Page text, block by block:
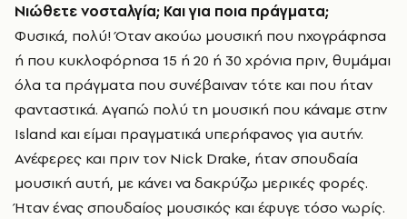
Νιώθετε νοσταλγία; Και για ποια πράγματα;
Φυσικά, πολύ! Όταν ακούω μουσική που ηχογράφησα
ή που κυκλοφόρησα 15 ή 20 ή 30 χρόνια πριν, θυμάμαι
όλα τα πράγματα που συνέβαιναν τότε και που ήταν
φανταστικά. Αγαπώ πολύ τη μουσική που κάναμε στην
Island και είμαι πραγματικά υπερήφανος για αυτήν.
Ανέφερες και πριν τον Nick Drake, ήταν σπουδαία
μουσική αυτή, με κάνει να δακρύζω μερικές φορές.
Ήταν ένας σπουδαίος μουσικός και έφυγε τόσο νωρίς.